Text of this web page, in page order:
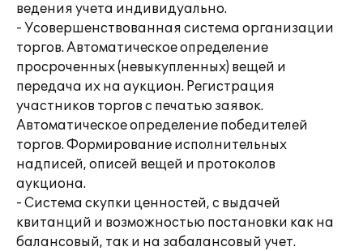
ведения учета индивидуально.
- Усовершенствованная система организации
торгов. Автоматическое определение
просроченных (невыкупленных) вещей и
передача их на аукцион. Регистрация
участников торгов с печатью заявок.
Автоматическое определение победителей
торгов. Формирование исполнительных
надписей, описей вещей и протоколов
аукциона.
- Система скупки ценностей, с выдачей
квитанций и возможностью постановки как на
балансовый, так и на забалансовый учет.